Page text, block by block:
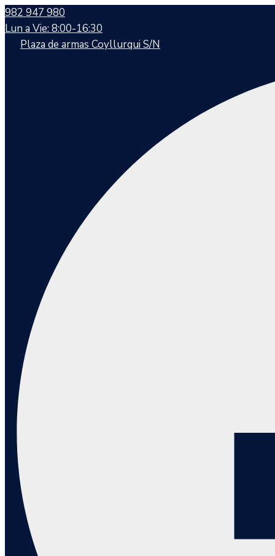
982 947 980
Lun a Vie: 8:00-16:30
Plaza de armas Coyllurqui S/N